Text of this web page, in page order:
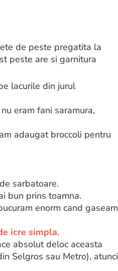
de peste pregatita la
peste are si garnitura
lacurile din jurul
eram fani saramura,
adaugat broccoli pentru
sarbatoare.
bun prins toamna.
enorm cand gaseam
icre simpla.
absolut deloc aceasta
Selgros sau Metro), atunci